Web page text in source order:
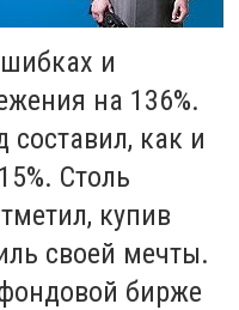
и
на 136%.
как и
Столь
купив
своей мечты.
бирже